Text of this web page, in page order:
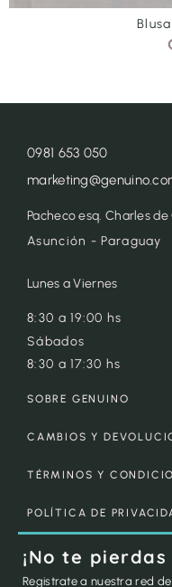
0981 653 050
Pacheco esq. Charles de
Asunción - Paraguay
Lunes a Viernes
8:30 a 19:00 hs
Sábados
8:30 a 17:30 hs
SOBRE GENUINO
CAMBIOS Y
TÉRMINOS Y
POLÍTICA DE
¡No te
Registrate a nuestra red